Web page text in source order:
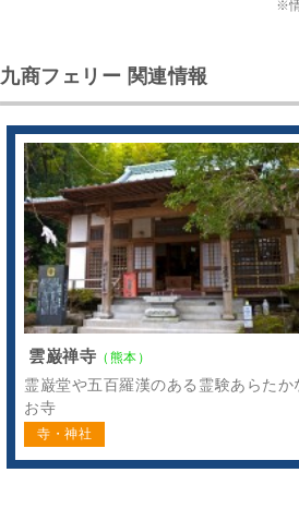
※
九商フェリー 関連情報
雲巌禅寺 （熊本）
霊巌堂や五百羅漢のある霊験あらたか
お寺
寺・神社